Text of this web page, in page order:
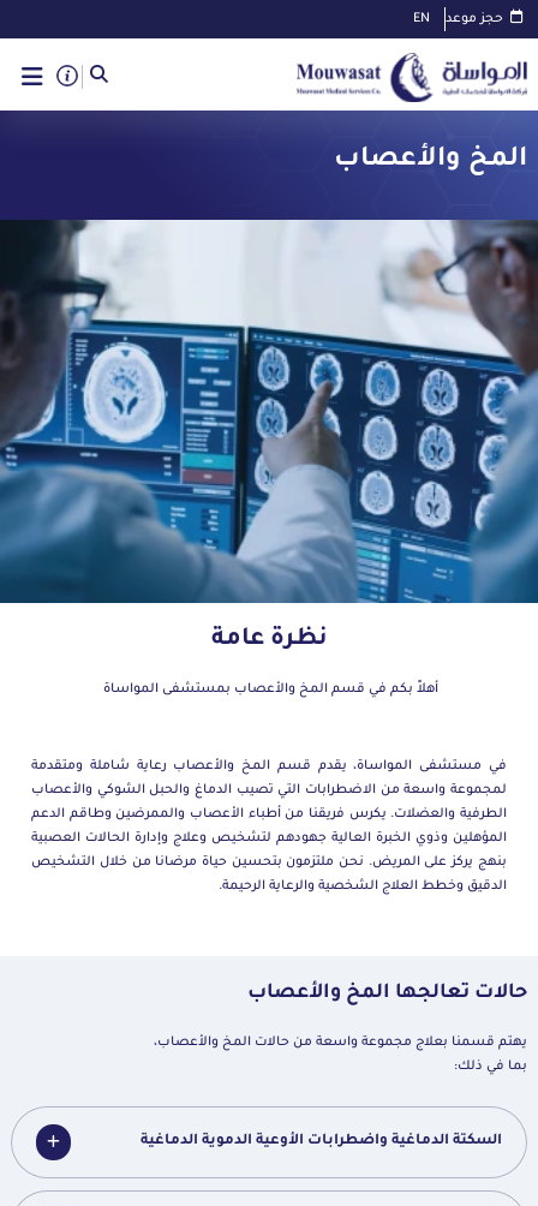
حجز موعد EN
المخ والأعصاب
نظرة عامة
أهلاً بكم في قسم المخ والأعصاب بمستشفى المواساة
في مستشفى المواساة، يقدم قسم المخ والأعصاب رعاية شاملة ومتقدمة
لمجموعة واسعة من الاضطرابات التي تصيب الدماغ والحبل الشوكي والأعصاب
الطرفية والعضلات. يكرس فريقنا من أطباء الأعصاب والممرضين وطاقم الدعم
المؤهلين وذوي الخبرة العالية جهودهم لتشخيص وعلاج وإدارة الحالات العصبية
بنهج يركز على المريض. نحن ملتزمون بتحسين حياة مرضانا من خلال التشخيص
الدقيق وخطط العلاج الشخصية والرعاية الرحيمة.
حالات تعالجها المخ والأعصاب
يهتم قسمنا بعلاج مجموعة واسعة من حالات المخ والأعصاب،
بما في ذلك:
السكتة الدماغية واضطرابات الأوعية الدموية الدماغية